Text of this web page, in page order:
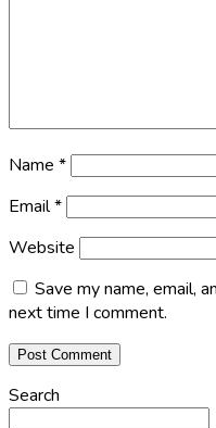
Name *
Email*
Website
Save my name, email,
next time I comment.
Search